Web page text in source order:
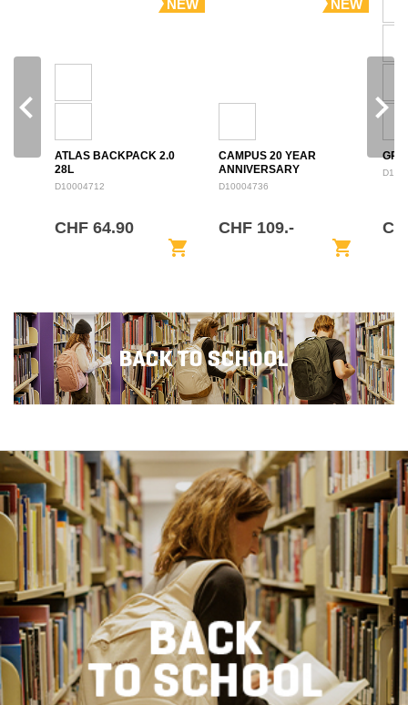
NEW
ATLAS BACKPACK 2.0
28L
D10004712
CHF 64.90
shopping_cart
NEW
CAMPUS 20 YEAR
ANNIVERSARY
BACKPACK 28L
D10004736
CHF 109.-
shopping_cart
navigate_before navigate_next